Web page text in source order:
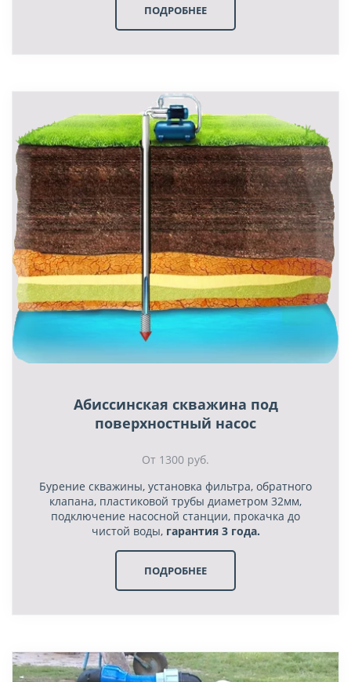
ПОДРОБНЕЕ
Абиссинская скважина под
поверхностный насос
От 1300 руб.
Бурение скважины, установка фильтра, обратного
клапана, пластиковой трубы диаметром 32мм,
подключение насосной станции, прокачка до
чистой воды, гарантия 3 года.
ПОДРОБНЕЕ